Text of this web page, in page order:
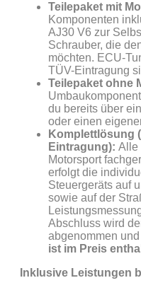
Teilepaket mit
Komponenten
AJ30 V6 zur
Schrauber, die
möchten. ECU-
TÜV-Eintragung
Teilepaket ohne
du bereits über
oder einen
Komplettlösung
Eintragung): Alle
Motorsport
erfolgt die
Steuergeräts auf
sowie auf der
Abschluss wird
abgenommen
ist im Preis
Inklusive Leistungen